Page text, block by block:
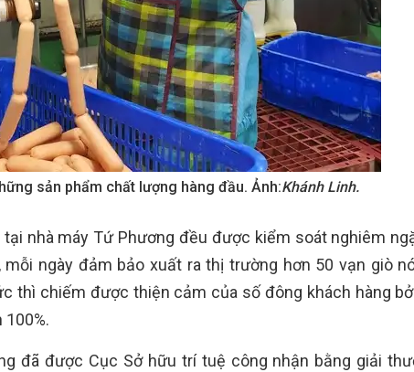
sản phẩm chất lượng hàng đầu. Ảnh:Khánh Linh.
nhà máy Tứ Phương đều được kiểm soát nghiêm
mỗi ngày đảm bảo xuất ra thị trường hơn 50 vạn giò
thì chiếm được thiện cảm của số đông khách hàng
đã được Cục Sở hữu trí tuệ công nhận bằng giải